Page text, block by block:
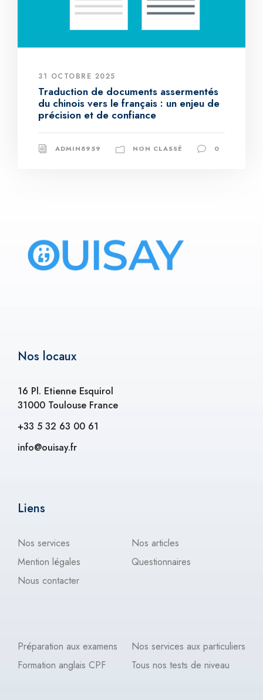
31 OCTOBRE 2025
Traduction de documents assermentés
du chinois vers le français : un enjeu de
précision et de confiance
ADMIN8959 NON CLASSÉ 0
Nos locaux
16 Pl. Etienne Esquirol
31000 Toulouse France
+33 5 32 63 00 61
info@ouisay.fr
Liens
Nos services
Nos articles
Mention légales
Questionnaires
Nous contacter
Préparation aux examens
Nos services aux particuliers
Formation anglais CPF
Tous nos tests de niveau